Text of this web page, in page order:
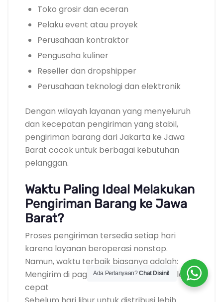
Toko grosir dan eceran
Pelaku event atau proyek
Perusahaan kontraktor
Pengusaha kuliner
Reseller dan dropshipper
Perusahaan teknologi dan elektronik
Dengan wilayah layanan yang menyeluruh
dan kecepatan pengiriman yang stabil,
pengiriman barang dari Jakarta ke Jawa
Barat cocok untuk berbagai kebutuhan
pelanggan.
Waktu Paling Ideal Melakukan
Pengiriman Barang ke Jawa
Barat?
Proses pengiriman tersedia setiap hari
karena layanan beroperasi nonstop.
Namun, waktu terbaik biasanya adalah:
Mengirim di pagi hari agar penyortiran lebih
cepat
Ada Pertanyaan?Chat Disini!